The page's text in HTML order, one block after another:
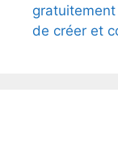
de créer et